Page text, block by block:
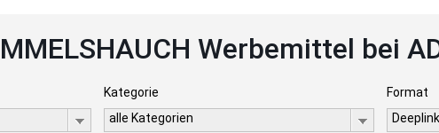
Werbemittel bei
Kategorie
alle Kategorien
Format